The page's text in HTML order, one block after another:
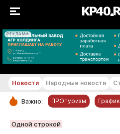
РЕКЛАМА
РУБРИКИ
Новости Народные новости
Важно: ПРОтуризм
Одной строкой